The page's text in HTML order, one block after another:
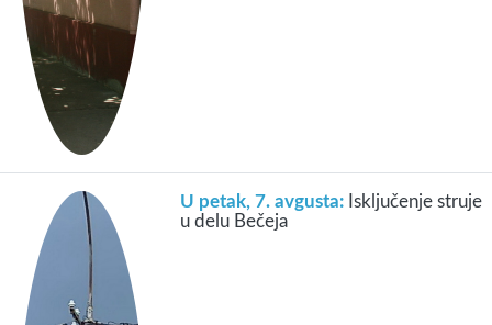
U petak, 7. avgusta: Isključenje struje
u delu Bečeja